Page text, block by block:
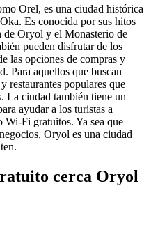
Orel, es una ciudad histórica
Es conocida por sus hitos
Oryol y el Monasterio de
pueden disfrutar de los
las opciones de compras y
Para aquellos que buscan
restaurantes populares que
La ciudad también tiene un
ayudar a los turistas a
Wi-Fi gratuitos. Ya sea que
Oryol es una ciudad
cerca Oryol